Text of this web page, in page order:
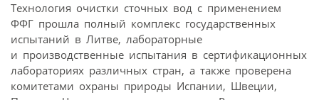
Технология очистки сточных вод с применением
ФФГ прошла полный комплекс государственных
испытаний в Литве, лабораторные
и производственные испытания в сертификационных
лабораториях различных стран, а также проверена
комитетами охраны природы Испании, Швеции,